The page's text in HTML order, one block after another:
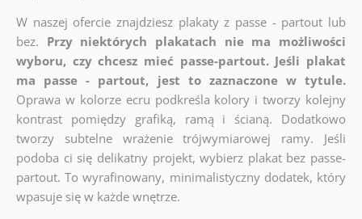
W naszej ofercie znajdziesz plakaty z passe - partout lub
bez. Przy niektórych plakatach nie ma możliwości
wyboru, czy chcesz mieć passe-partout. Jeśli plakat
ma passe - partout, jest to zaznaczone w tytule.
Oprawa w kolorze ecru podkreśla kolory i tworzy kolejny
kontrast pomiędzy grafiką, ramą i ścianą. Dodatkowo
tworzy subtelne wrażenie trójwymiarowej ramy. Jeśli
podoba ci się delikatny projekt, wybierz plakat bez passe-
partout. To wyrafinowany, minimalistyczny dodatek, który
wpasuje się w każde wnętrze.